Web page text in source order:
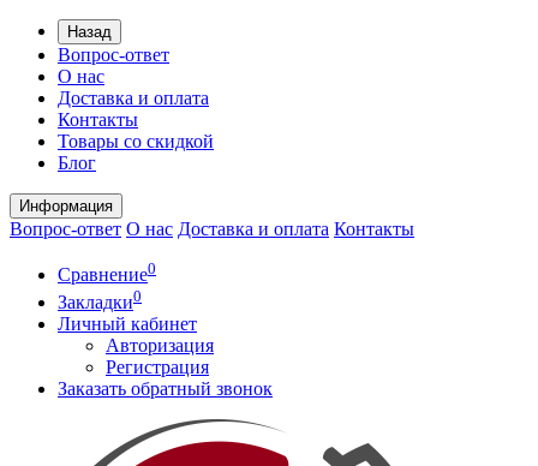
Назад
Вопрос-ответ
О нас
Доставка и оплата
Контакты
Товары со скидкой
Блог
Информация
Вопрос-ответ О нас Доставка и оплата Контакты
Сравнение0
Закладки0
Личный кабинет
Авторизация
Регистрация
Заказать обратный звонок